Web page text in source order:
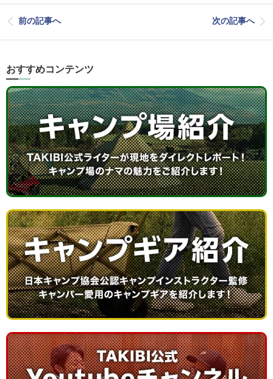
前の記事へ 次の記事へ
おすすめコンテンツ